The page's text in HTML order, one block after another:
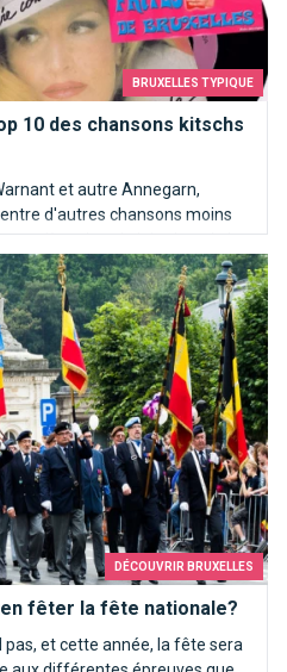
BRUXELLES TYPIQUE
10 des chansons kitschs
et autre Annegarn,
d'autres chansons moins
pièce dans le juke-box de la
les mélodies les plus kitschs.
DÉCOUVRIR BRUXELLES
fêter la fête nationale?
pas, et cette année, la fête sera